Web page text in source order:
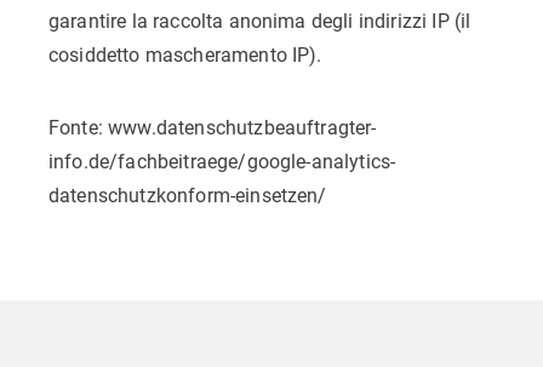
garantire la raccolta anonima degli indirizzi IP (il
cosiddetto mascheramento IP).
Fonte: www.datenschutzbeauftragter-
info.de/fachbeitraege/google-analytics-
datenschutzkonform-einsetzen/